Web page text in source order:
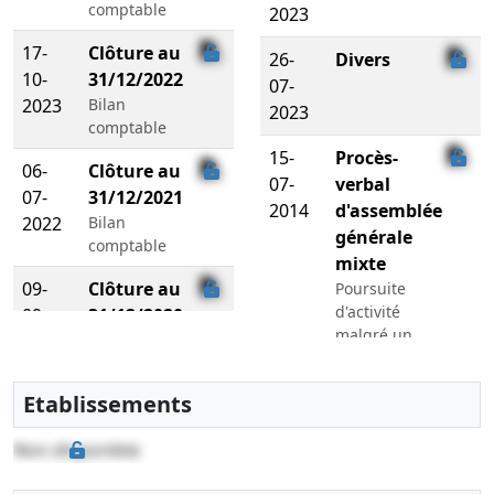
comptable
17-
10-
2023
Clôture au
31/12/2022
Bilan
comptable
06-
07-
2022
Clôture au
31/12/2021
Bilan
comptable
09-
09-
Clôture au
31/12/2020
21-
09-
2020
Clôture au
31/12/2019
Bilan
2023
26-
07-
2023
Divers
15-
07-
2014
Procès-
verbal
d'assemblée
générale
mixte
Poursuite
d'activité
malgré un
devenu
la moitié du
Etablissements
Non disponible